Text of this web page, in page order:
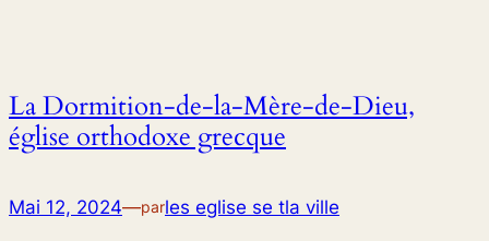
La Dormition-de-la-Mère-de-Dieu,
église orthodoxe grecque
Mai 12, 2024—parles eglise se tla ville